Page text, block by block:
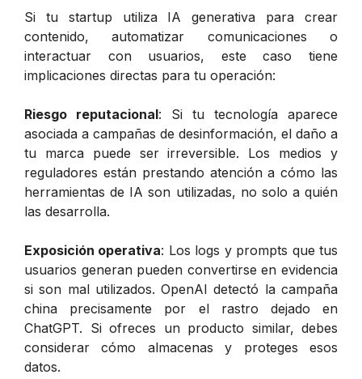
Si tu startup utiliza IA generativa para crear
contenido, automatizar comunicaciones o
interactuar con usuarios, este caso tiene
implicaciones directas para tu operación:
Riesgo reputacional: Si tu tecnología aparece
asociada a campañas de desinformación, el daño a
tu marca puede ser irreversible. Los medios y
reguladores están prestando atención a cómo las
herramientas de IA son utilizadas, no solo a quién
las desarrolla.
Exposición operativa: Los logs y prompts que tus
usuarios generan pueden convertirse en evidencia
si son mal utilizados. OpenAI detectó la campaña
china precisamente por el rastro dejado en
ChatGPT. Si ofreces un producto similar, debes
considerar cómo almacenas y proteges esos
datos.